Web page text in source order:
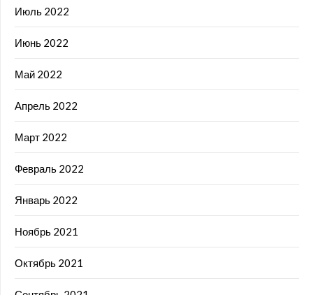
Июль 2022
Июнь 2022
Май 2022
Апрель 2022
Март 2022
Февраль 2022
Январь 2022
Ноябрь 2021
Октябрь 2021